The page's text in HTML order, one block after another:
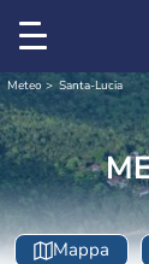
Meteo Santa-Lucia
Mappa